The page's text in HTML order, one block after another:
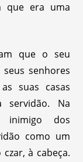
que era uma
que o seu
senhores
suas casas
Na
inimigo dos
como um
à cabeça.